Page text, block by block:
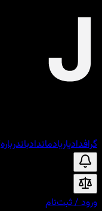
گرافدادیاریادماندادباندرباره
ورود/ثبت‌نام